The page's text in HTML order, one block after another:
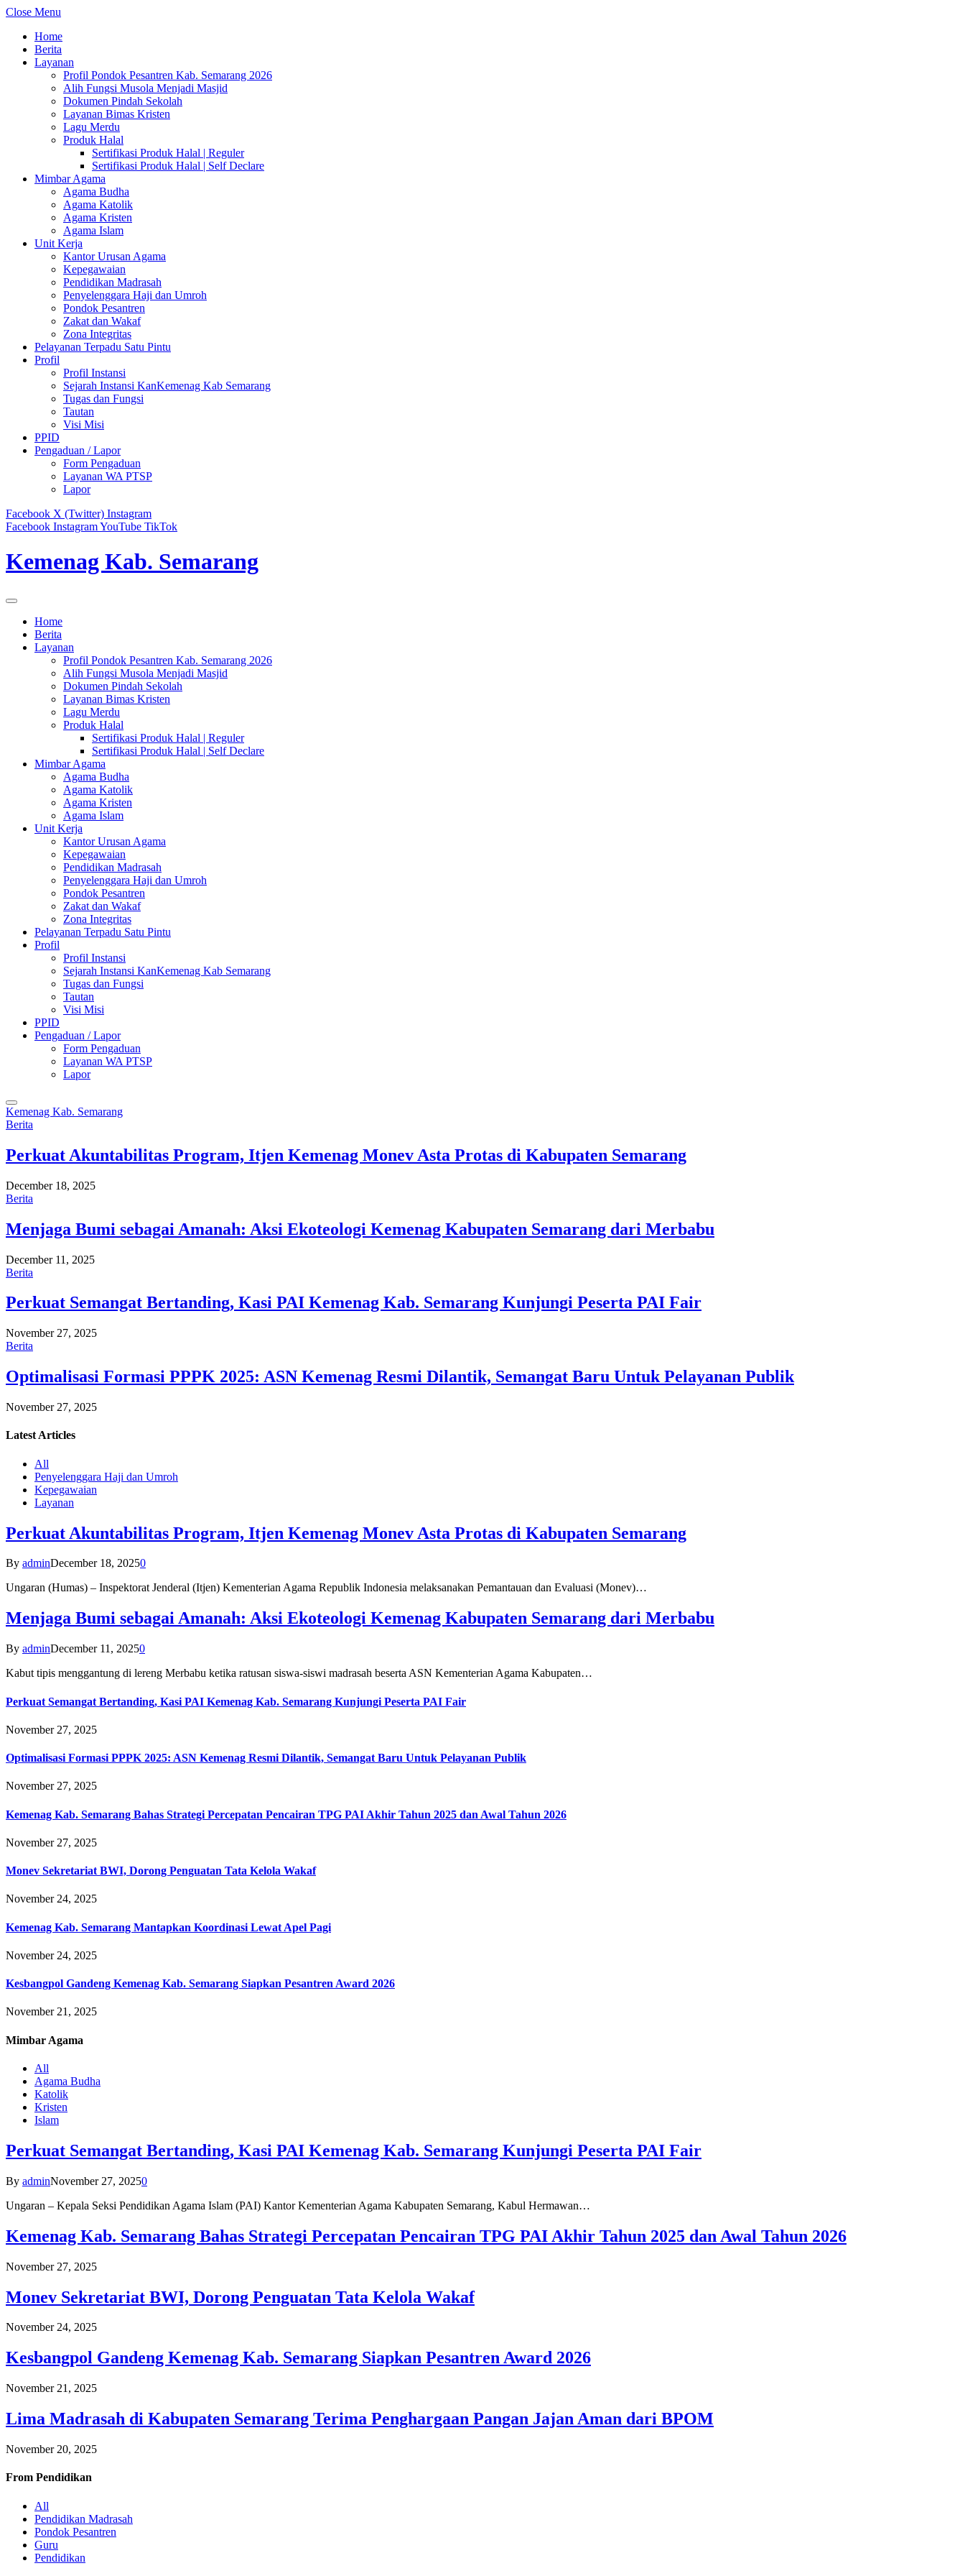
Close Menu
Home
Berita
Layanan
Profil Pondok Pesantren Kab. Semarang 2026
Alih Fungsi Musola Menjadi Masjid
Dokumen Pindah Sekolah
Layanan Bimas Kristen
Lagu Merdu
Produk Halal
Sertifikasi Produk Halal | Reguler
Sertifikasi Produk Halal | Self Declare
Mimbar Agama
Agama Budha
Agama Katolik
Agama Kristen
Agama Islam
Unit Kerja
Kantor Urusan Agama
Kepegawaian
Pendidikan Madrasah
Penyelenggara Haji dan Umroh
Pondok Pesantren
Zakat dan Wakaf
Zona Integritas
Pelayanan Terpadu Satu Pintu
Profil
Profil Instansi
Sejarah Instansi KanKemenag Kab Semarang
Tugas dan Fungsi
Tautan
Visi Misi
PPID
Pengaduan / Lapor
Form Pengaduan
Layanan WA PTSP
Lapor
Facebook X (Twitter) Instagram
Facebook InstagramYouTube TikTok
Kemenag Kab. Semarang
Home
Berita
Layanan
Profil Pondok Pesantren Kab. Semarang 2026
Alih Fungsi Musola Menjadi Masjid
Dokumen Pindah Sekolah
Layanan Bimas Kristen
Lagu Merdu
Produk Halal
Sertifikasi Produk Halal | Reguler
Sertifikasi Produk Halal | Self Declare
Mimbar Agama
Agama Budha
Agama Katolik
Agama Kristen
Agama Islam
Unit Kerja
Kantor Urusan Agama
Kepegawaian
Pendidikan Madrasah
Penyelenggara Haji dan Umroh
Pondok Pesantren
Zakat dan Wakaf
Zona Integritas
Pelayanan Terpadu Satu Pintu
Profil
Profil Instansi
Sejarah Instansi KanKemenag Kab Semarang
Tugas dan Fungsi
Tautan
Visi Misi
PPID
Pengaduan / Lapor
Form Pengaduan
Layanan WA PTSP
Lapor
Kemenag Kab. Semarang
Berita
Perkuat Akuntabilitas Program, Itjen Kemenag Monev Asta Protas di Kabupaten Semarang
December 18, 2025
Berita
Menjaga Bumi sebagai Amanah: Aksi Ekoteologi Kemenag Kabupaten Semarang dari Merbabu
December 11, 2025
Berita
Perkuat Semangat Bertanding, Kasi PAI Kemenag Kab. Semarang Kunjungi Peserta PAI Fair
November 27, 2025
Berita
Optimalisasi Formasi PPPK 2025: ASN Kemenag Resmi Dilantik, Semangat Baru Untuk Pelayanan Publik
November 27, 2025
Latest Articles
All
Penyelenggara Haji dan Umroh
Kepegawaian
Layanan
Perkuat Akuntabilitas Program, Itjen Kemenag Monev Asta Protas di Kabupaten Semarang
By adminDecember 18, 20250
Ungaran (Humas) – Inspektorat Jenderal (Itjen) Kementerian Agama Republik Indonesia melaksanakan Pemantauan dan Evaluasi (Monev)…
Menjaga Bumi sebagai Amanah: Aksi Ekoteologi Kemenag Kabupaten Semarang dari Merbabu
By adminDecember 11, 20250
Kabut tipis menggantung di lereng Merbabu ketika ratusan siswa-siswi madrasah beserta ASN Kementerian Agama Kabupaten…
Perkuat Semangat Bertanding, Kasi PAI Kemenag Kab. Semarang Kunjungi Peserta PAI Fair
November 27, 2025
Optimalisasi Formasi PPPK 2025: ASN Kemenag Resmi Dilantik, Semangat Baru Untuk Pelayanan Publik
November 27, 2025
Kemenag Kab. Semarang Bahas Strategi Percepatan Pencairan TPG PAI Akhir Tahun 2025 dan Awal Tahun 2026
November 27, 2025
Monev Sekretariat BWI, Dorong Penguatan Tata Kelola Wakaf
November 24, 2025
Kemenag Kab. Semarang Mantapkan Koordinasi Lewat Apel Pagi
November 24, 2025
Kesbangpol Gandeng Kemenag Kab. Semarang Siapkan Pesantren Award 2026
November 21, 2025
Mimbar Agama
All
Agama Budha
Katolik
Kristen
Islam
Perkuat Semangat Bertanding, Kasi PAI Kemenag Kab. Semarang Kunjungi Peserta PAI Fair
By adminNovember 27, 20250
Ungaran – Kepala Seksi Pendidikan Agama Islam (PAI) Kantor Kementerian Agama Kabupaten Semarang, Kabul Hermawan…
Kemenag Kab. Semarang Bahas Strategi Percepatan Pencairan TPG PAI Akhir Tahun 2025 dan Awal Tahun 2026
November 27, 2025
Monev Sekretariat BWI, Dorong Penguatan Tata Kelola Wakaf
November 24, 2025
Kesbangpol Gandeng Kemenag Kab. Semarang Siapkan Pesantren Award 2026
November 21, 2025
Lima Madrasah di Kabupaten Semarang Terima Penghargaan Pangan Jajan Aman dari BPOM
November 20, 2025
From Pendidikan
All
Pendidikan Madrasah
Pondok Pesantren
Guru
Pendidikan